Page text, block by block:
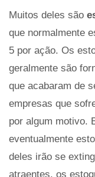
Muitos deles são
que normalmente
5 por ação. Os
geralmente são
que acabaram de
empresas que
por algum motivo.
eventualmente
deles irão se
atraentes, os